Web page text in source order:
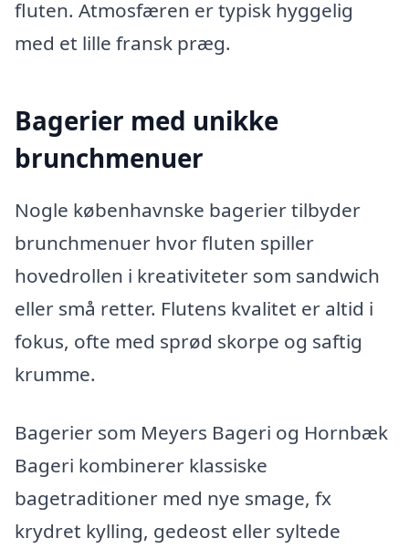
fluten. Atmosfæren er typisk hyggelig
med et lille fransk præg.
Bagerier med unikke
brunchmenuer
Nogle københavnske bagerier tilbyder
brunchmenuer hvor fluten spiller
hovedrollen i kreativiteter som sandwich
eller små retter. Flutens kvalitet er altid i
fokus, ofte med sprød skorpe og saftig
krumme.
Bagerier som Meyers Bageri og Hornbæk
Bageri kombinerer klassiske
bagetraditioner med nye smage, fx
krydret kylling, gedeost eller syltede